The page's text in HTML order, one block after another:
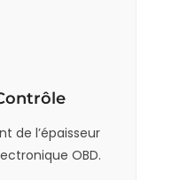
de l’épaisseur
OBD.